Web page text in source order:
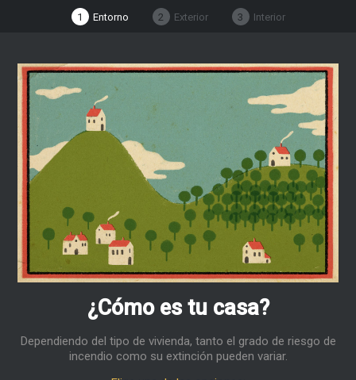
1 Entorno 2 Exterior 3 Interior
¿Cómo es tu casa?
Dependiendo del tipo de vivienda, tanto el grado de riesgo de
incendio como su extinción pueden variar.